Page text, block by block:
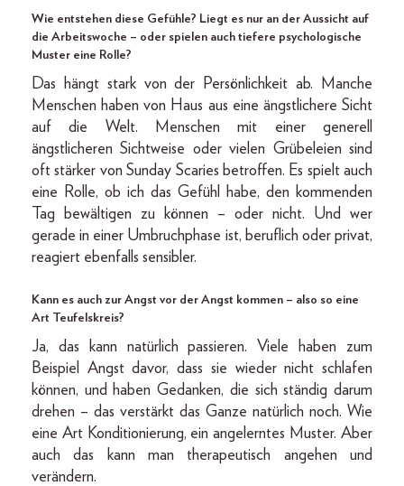
Wie entstehen diese Gefühle? Liegt es nur an der Aussicht auf
die Arbeitswoche – oder spielen auch tiefere psychologische
Muster eine Rolle?
Das hängt stark von der Persönlichkeit ab. Manche
Menschen haben von Haus aus eine ängstlichere Sicht
auf die Welt. Menschen mit einer generell
ängstlicheren Sichtweise oder vielen Grübeleien sind
oft stärker von Sunday Scaries betroffen. Es spielt auch
eine Rolle, ob ich das Gefühl habe, den kommenden
Tag bewältigen zu können – oder nicht. Und wer
gerade in einer Umbruchphase ist, beruflich oder privat,
reagiert ebenfalls sensibler.
Kann es auch zur Angst vor der Angst kommen – also so eine
Art Teufelskreis?
Ja, das kann natürlich passieren. Viele haben zum
Beispiel Angst davor, dass sie wieder nicht schlafen
können, und haben Gedanken, die sich ständig darum
drehen – das verstärkt das Ganze natürlich noch. Wie
eine Art Konditionierung, ein angelerntes Muster. Aber
auch das kann man therapeutisch angehen und
verändern.